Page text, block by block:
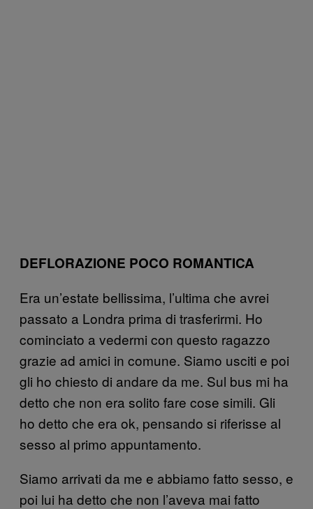
DEFLORAZIONE POCO ROMANTICA
Era un’estate bellissima, l’ultima che avrei
passato a Londra prima di trasferirmi. Ho
cominciato a vedermi con questo ragazzo
grazie ad amici in comune. Siamo usciti e poi
gli ho chiesto di andare da me. Sul bus mi ha
detto che non era solito fare cose simili. Gli
ho detto che era ok, pensando si riferisse al
sesso al primo appuntamento.
Siamo arrivati da me e abbiamo fatto sesso, e
poi lui ha detto che non l’aveva mai fatto